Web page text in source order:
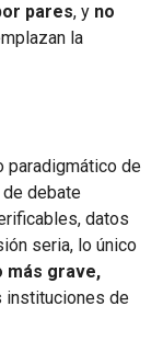
pares, y no
la
paradigmático de
debate
datos
seria, lo único
más grave,
instituciones de